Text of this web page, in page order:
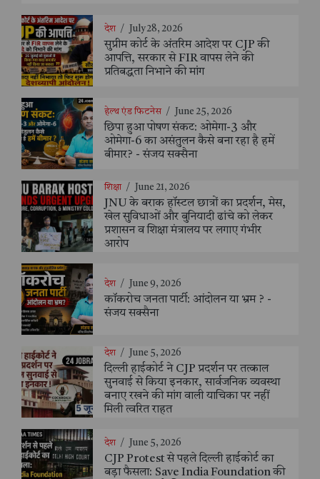
देश / July 28, 2026
सुप्रीम कोर्ट के अंतरिम आदेश पर CJP की
आपत्ति, सरकार से FIR वापस लेने की
प्रतिबद्धता निभाने की मांग
हेल्थ एंड फिटनेस / June 25, 2026
छिपा हुआ पोषण संकट: ओमेगा-3 और
ओमेगा-6 का असंतुलन कैसे बना रहा है हमें
बीमार? - संजय सक्सैना
शिक्षा / June 21, 2026
JNU के बराक हॉस्टल छात्रों का प्रदर्शन, मेस,
खेल सुविधाओं और बुनियादी ढांचे को लेकर
प्रशासन व शिक्षा मंत्रालय पर लगाए गंभीर
आरोप
देश / June 9, 2026
कॉकरोच जनता पार्टी: आंदोलन या भ्रम ? -
संजय सक्सैना
देश / June 5, 2026
दिल्ली हाईकोर्ट ने CJP प्रदर्शन पर तत्काल
सुनवाई से किया इनकार, सार्वजनिक व्यवस्था
बनाए रखने की मांग वाली याचिका पर नहीं
मिली त्वरित राहत
देश / June 5, 2026
CJP Protest से पहले दिल्ली हाईकोर्ट का
बड़ा फैसला: Save India Foundation की